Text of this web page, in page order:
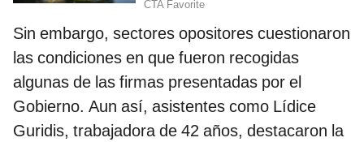
Sin embargo, sectores opositores cuestionaron
las condiciones en que fueron recogidas
algunas de las firmas presentadas por el
Gobierno. Aun así, asistentes como Lídice
Guridis, trabajadora de 42 años, destacaron la